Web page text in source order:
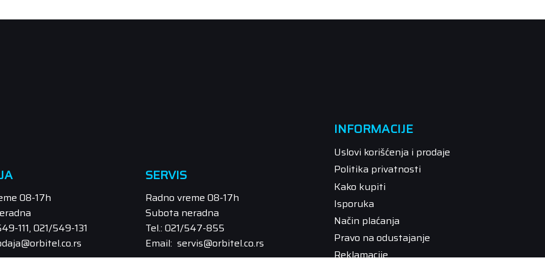
08-17h
111, 021/549-131
SERVIS
Radno vreme 08-17h
Subota neradna
Tel.: 021/547-855
Email: servis@orbitel.co.rs
INFORMACIJE
Uslovi korišćenja i prodaje
Politika privatnosti
Kako kupiti
Isporuka
Način plaćanja
Pravo na odustajanje
Reklamacije